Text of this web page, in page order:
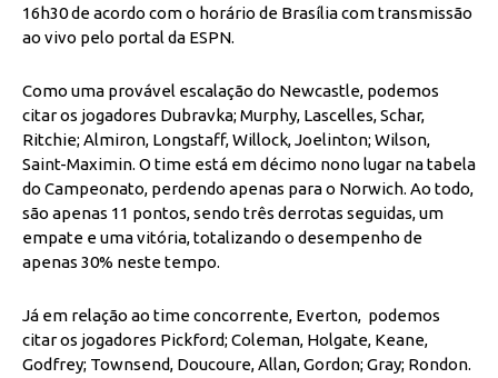
16h30 de acordo com o horário de Brasília com transmissão
ao vivo pelo portal da ESPN.
Como uma provável escalação do Newcastle, podemos
citar os jogadores Dubravka; Murphy, Lascelles, Schar,
Ritchie; Almiron, Longstaff, Willock, Joelinton; Wilson,
Saint-Maximin. O time está em décimo nono lugar na tabela
do Campeonato, perdendo apenas para o Norwich. Ao todo,
são apenas 11 pontos, sendo três derrotas seguidas, um
empate e uma vitória, totalizando o desempenho de
apenas 30% neste tempo.
Já em relação ao time concorrente, Everton, podemos
citar os jogadores Pickford; Coleman, Holgate, Keane,
Godfrey; Townsend, Doucoure, Allan, Gordon; Gray; Rondon.